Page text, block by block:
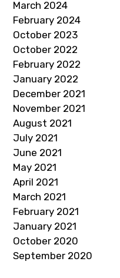
March 2024
February 2024
October 2023
October 2022
February 2022
January 2022
December 2021
November 2021
August 2021
July 2021
June 2021
May 2021
April 2021
March 2021
February 2021
January 2021
October 2020
September 2020